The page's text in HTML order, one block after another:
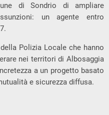
di Sondrio di ampliare
un agente entro
Polizia Locale che hanno
nei territori di Albosaggia
a un progetto basato
e sicurezza diffusa.